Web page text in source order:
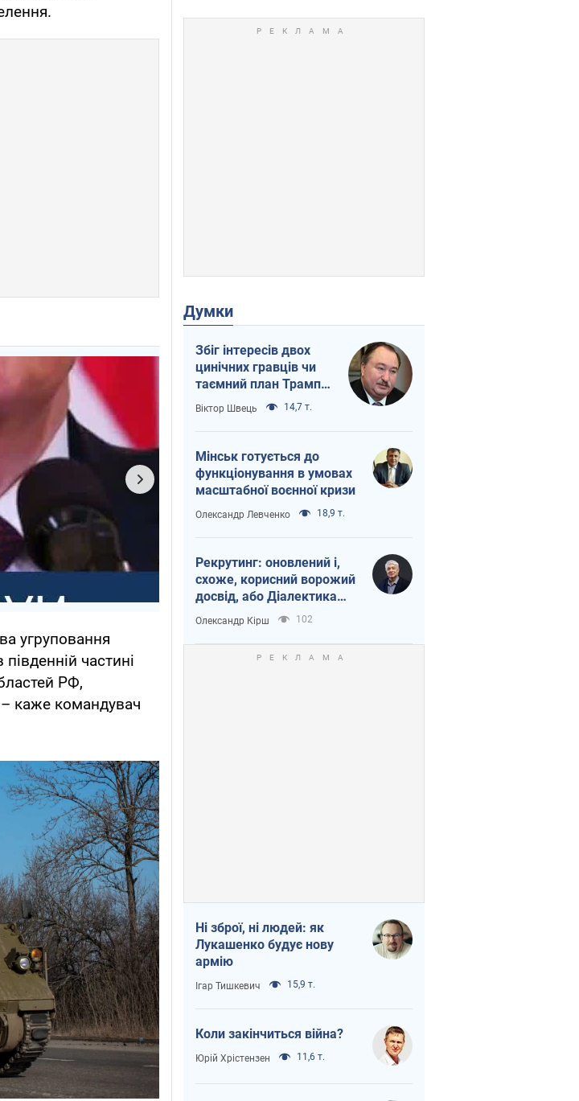
угруповання
частині
РФ,
каже командувач
Думки
Збіг інтересів двох
цинічних гравців чи
таємний план Трампа
і Путіна?
Віктор Швець 14,7 т.
Мінськ готується до
функціонування в умовах
масштабної воєнної кризи
Олександр Левченко 18,9 т.
Рекрутинг: оновлений і,
схоже, корисний ворожий
досвід, або Діалектика
вибагливого боягузтва
Олександр Кірш 102
Ні зброї, ні людей: як
Лукашенко будує нову
армію
Ігар Тишкевич 15,9 т.
Коли закінчиться війна?
Юрій Хрістензен 11,6 т.